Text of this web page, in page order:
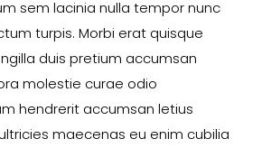
sem lacinia nulla tempor nunc
turpis. Morbi erat quisque
duis pretium accumsan
molestie curae odio
hendrerit accumsan letius
maecenas eu enim cubilia